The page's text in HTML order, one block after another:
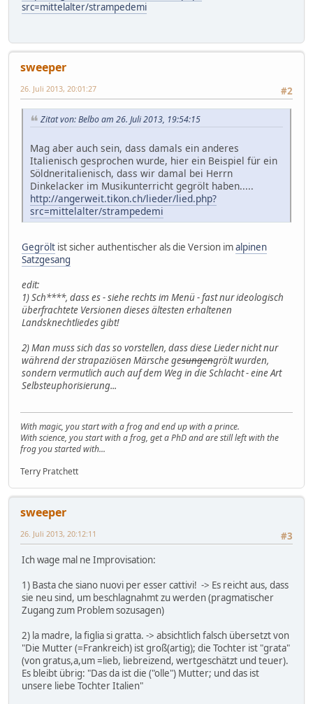
src=mittelalter/strampedemi
sweeper
#2
26. Juli 2013, 20:01:27
Zitat von: Belbo am 26. Juli 2013, 19:54:15
Mag aber auch sein, dass damals ein anderes
Italienisch gesprochen wurde, hier ein Beispiel für ein
Söldneritalienisch, dass wir damal bei Herrn
Dinkelacker im Musikunterricht gegrölt haben.....
http://angerweit.tikon.ch/lieder/lied.php?
src=mittelalter/strampedemi
Gegrölt ist sicher authentischer als die Version imalpinen
Satzgesang
edit:
1) Sch****, dass es - siehe rechts im Menü - fast nur ideologisch
überfrachtete Versionen dieses ältesten erhaltenen
Landsknechtliedes gibt!
2) Man muss sich das so vorstellen, dass diese Lieder nicht nur
während der strapaziösen Märsche gesungengrölt wurden,
sondern vermutlich auch auf dem Weg in die Schlacht - eine Art
Selbsteuphorisierung...
With magic, you start with a frog and end up with a prince.
With science, you start with a frog, get a PhD and are still left with the
frog you started with...
Terry Pratchett
sweeper
#3
26. Juli 2013, 20:12:11
Ich wage mal ne Improvisation:
1) Basta che siano nuovi per esser cattivi! -> Es reicht aus, dass
sie neu sind, um beschlagnahmt zu werden (pragmatischer
Zugang zum Problem sozusagen)
2) la madre, la figlia si gratta. -> absichtlich falsch übersetzt von
"Die Mutter (=Frankreich) ist groß(artig); die Tochter ist "grata"
(von gratus,a,um =lieb, liebreizend, wertgeschätzt und teuer).
Es bleibt übrig: "Das da ist die ("olle") Mutter; und das ist
unsere liebe Tochter Italien"